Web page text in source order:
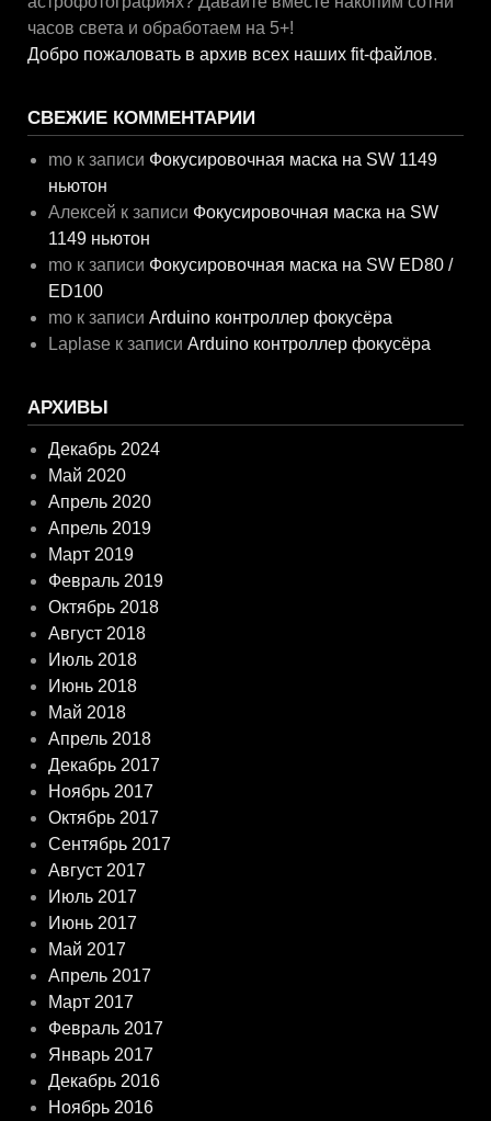
часов света и обработаем на 5+!
Добро пожаловать в архив всех наших fit-файлов.
СВЕЖИЕ КОММЕНТАРИИ
mo к записи Фокусировочная маска на SW 1149
ньютон
Алексей к записи Фокусировочная маска на SW
1149 ньютон
mo к записи Фокусировочная маска на SW ED80 /
ED100
mo к записиArduino контроллер фокусёра
Laplase к записиArduino контроллер фокусёра
АРХИВЫ
Декабрь 2024
Май 2020
Апрель 2020
Апрель 2019
Март 2019
Февраль 2019
Октябрь 2018
Август 2018
Июль 2018
Июнь 2018
Май 2018
Апрель 2018
Декабрь 2017
Ноябрь 2017
Октябрь 2017
Сентябрь 2017
Август 2017
Июль 2017
Июнь 2017
Май 2017
Апрель 2017
Март 2017
Февраль 2017
Январь 2017
Декабрь 2016
Ноябрь 2016